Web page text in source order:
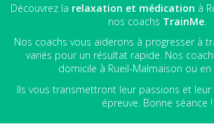
Découvrez la relaxation et médication à
nos coachs TrainMe
Nos coachs vous aiderons à progresser à
variés pour un résultat rapide. Nos
domicile à Rueil-Malmaison ou
Ils vous transmettront leur passions et
épreuve. Bonne séance !